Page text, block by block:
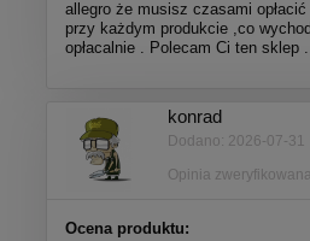
allegro że musisz czasami
przy każdym produkcie ,co
opłacalnie . Polecam Ci ten sklep .
konrad
Dodano: 2026-07-31
Opinia zweryfikowana
Ocena produktu: